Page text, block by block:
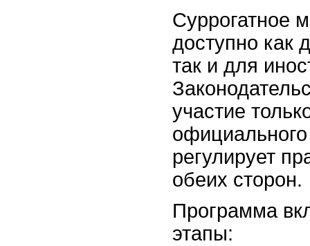
Суррогатное
доступно как
так и для
участие
регулирует
обеих сторон.
Программа
этапы: